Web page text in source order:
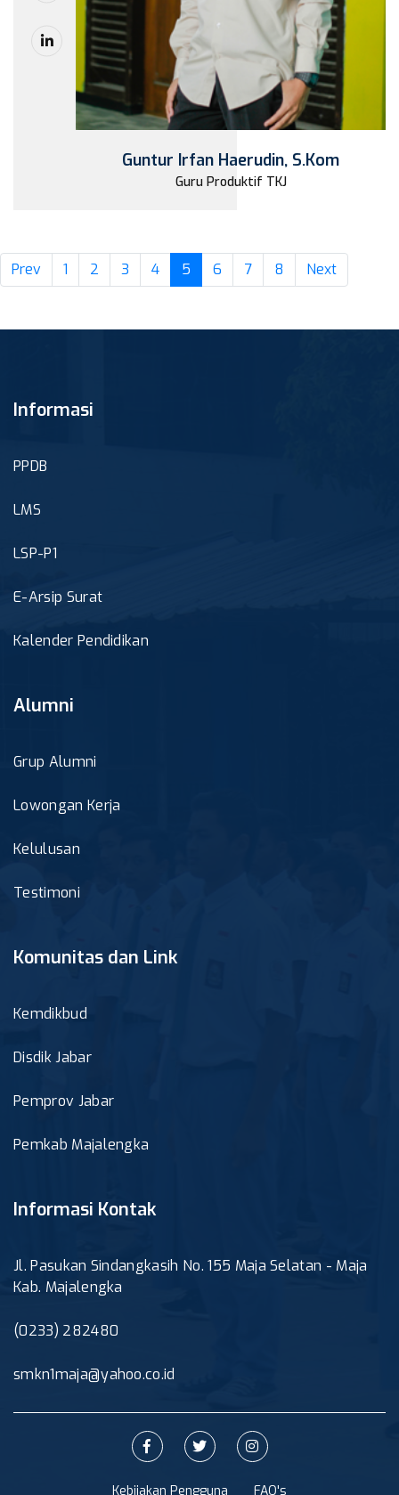
Guntur Irfan Haerudin, S.Kom
Guru Produktif TKJ
Prev 1 2 3 4 5 (current)
6 7 8 Next
Informasi
PPDB
LMS
LSP-P1
E-Arsip Surat
Kalender Pendidikan
Alumni
Grup Alumni
Lowongan Kerja
Kelulusan
Testimoni
Komunitas dan Link
Kemdikbud
Disdik Jabar
Pemprov Jabar
Pemkab Majalengka
Informasi Kontak
Jl. Pasukan Sindangkasih No. 155 Maja Selatan - Maja
Kab. Majalengka
(0233) 282480
smkn1maja@yahoo.co.id
Kebijakan Pengguna FAQ's